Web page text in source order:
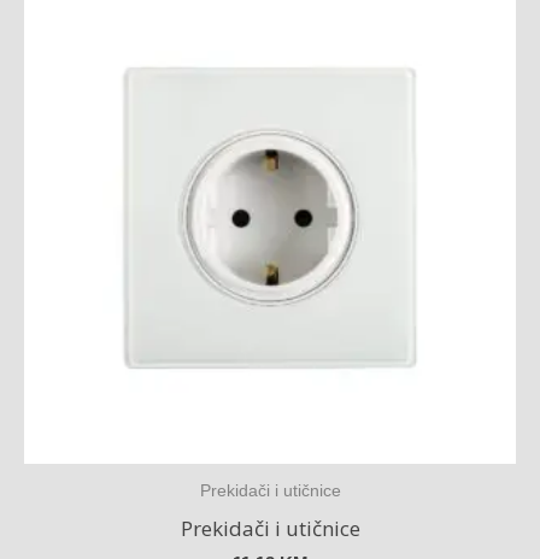
Prekidači i utičnice
Prekidači i utičnice